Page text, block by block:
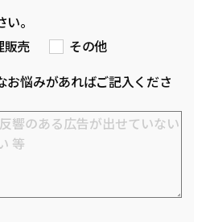
。
販売
その他
お悩みがあればご記入くださ